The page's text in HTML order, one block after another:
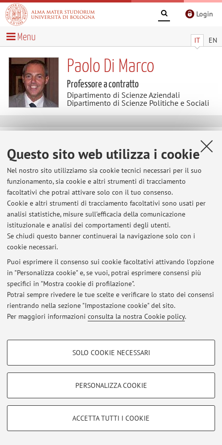
Questo sito web utilizza i cookie
Nel nostro sito utilizziamo sia cookie tecnici necessari per il suo
funzionamento, sia cookie e altri strumenti di tracciamento
facoltativi che potrai attivare solo con il tuo consenso.
Cookie e altri strumenti di tracciamento facoltativi sono usati per
analisi statistiche, misure sull'efficacia della comunicazione
istituzionale e analisi dei comportamenti degli utenti.
Se chiudi questo banner continuerai la navigazione solo con i
cookie necessari.
Puoi esprimere il consenso sui cookie facoltativi attivando l'opzione
in "Personalizza cookie" e, se vuoi, potrai esprimere consensi più
specifici in "Mostra cookie di profilazione".
Potrai sempre rivedere le tue scelte e verificare lo stato dei consensi
rientrando nella sezione "Impostazione cookie" del sito.
Per maggiori informazioni consulta la nostra Cookie policy.
COOKIE DI PROFILAZIONE - FACOLTATIVI
COOKIE TECNICI - NECESSARI
Si tratta di cookie tecnici utilizzati, a titolo esemplificativo, per il corretto
SOLO COOKIE NECESSARI
PERSONALIZZA COOKIE
ACCETTA TUTTI I COOKIE
Login
IT EN
Menu
Paolo Di Marco
Professore a contratto
Dipartimento di Scienze Aziendali
Dipartimento di Scienze Politiche e Sociali
Al momento non sono presenti contenuti.
Ultimi avvisi
Al momento non sono presenti avvisi.
Area riservata
Accedi tramiteloginper gestire tutti i contenuti del sito.
Zamboni, 33 - 40126 Bologna - Partita IVA: 01131710376
|Note legali| Impostazioni Cookie